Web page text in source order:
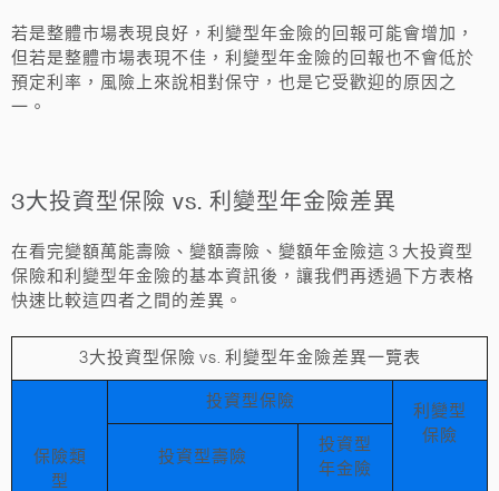
若是整體市場表現良好，利變型年金險的回報可能會增加，
但若是整體市場表現不佳，利變型年金險的回報也不會低於
預定利率，風險上來說相對保守，也是它受歡迎的原因之
一。
3大投資型保險 vs. 利變型年金險差異
在看完變額萬能壽險、變額壽險、變額年金險這 3 大投資型
保險和利變型年金險的基本資訊後，讓我們再透過下方表格
快速比較這四者之間的差異。
3大投資型保險 vs. 利變型年金險差異一覽表
保險類
型
投資型保險
利變型
保險
投資型壽險
投資型
年金險